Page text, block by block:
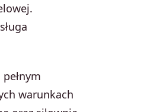
warunkach